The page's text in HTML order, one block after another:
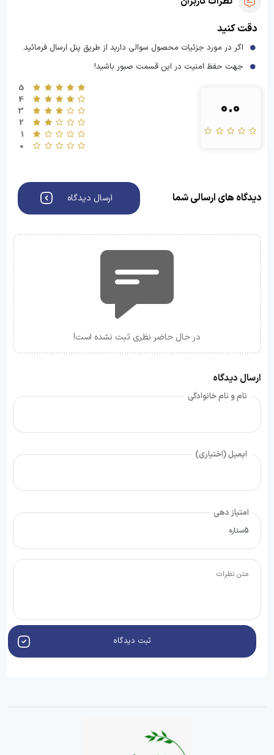
دقت کنید
اگر در مورد جزئیات محصول سوالی دارید از طریق پنل ارسال فرمائید.
جهت حفظ امنیت در این قسمت صبور باشید!
0.0
5
4
3
2
1
0
دیدگاه های ارسالی شما ارسال دیدگاه
در حال حاضر نظری ثبت نشده است!
ارسال دیدگاه
نام و نام خانوادگی
ایمیل (اختیاری)
امتیاز دهی
ثبت دیدگاه